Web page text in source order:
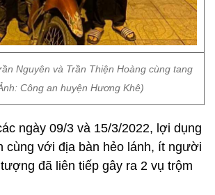
Nguyên và Trần Thiện Hoàng cùng tang
Công an huyện Hương Khê)
ngày 09/3 và 15/3/2022, lợi dụng
cùng với địa bàn hẻo lánh, ít người
đã liên tiếp gây ra 2 vụ trộm